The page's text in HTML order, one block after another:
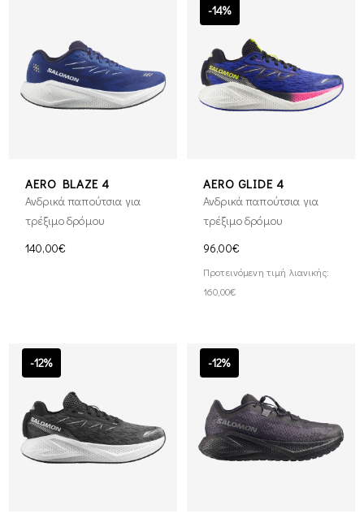
AERO BLAZE 4
Ανδρικά παπούτσια για
τρέξιμο δρόμου
140,00€
-14%
AERO GLIDE 4
Ανδρικά παπούτσια για
τρέξιμο δρόμου
96,00€
Προτεινόμενη τιμή λιανικής:
160,00€
-12% -12%